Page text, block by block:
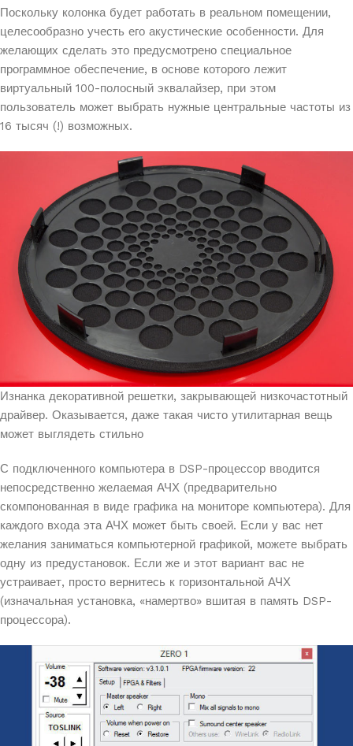
Поскольку колонка будет работать в реальном помещении,
целесообразно учесть его акустические особенности. Для
желающих сделать это предусмотрено специальное
программное обеспечение, в основе которого лежит
виртуальный 100-полосный эквалайзер, при этом
пользователь может выбрать нужные центральные частоты из
16 тысяч (!) возможных.
Изнанка декоративной решетки, закрывающей низкочастотный
драйвер. Оказывается, даже такая чисто утилитарная вещь
может выглядеть стильно
С подключенного компьютера в DSP-процессор вводится
непосредственно желаемая АЧХ (предварительно
скомпонованная в виде графика на мониторе компьютера). Для
каждого входа эта АЧХ может быть своей. Если у вас нет
желания заниматься компьютерной графикой, можете выбрать
одну из предустановок. Если же и этот вариант вас не
устраивает, просто вернитесь к горизонтальной АЧХ
(изначальная установка, «намертво» вшитая в память DSP-
процессора).